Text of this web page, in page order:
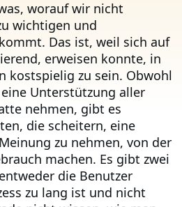
worauf wir nicht
wichtigen und
Das ist, weil sich auf
erweisen konnte, in
kostspielig zu sein. Obwohl
Unterstützung aller
nehmen, gibt es
die scheitern, eine
zu nehmen, von der
machen. Es gibt zwei
die Benutzer
zu lang ist und nicht